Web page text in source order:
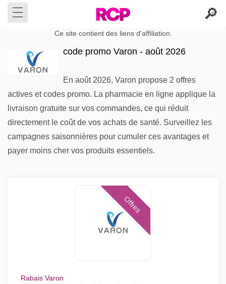
Ce site contient des liens d'affiliation.
code promo Varon - août 2026
En août 2026, Varon propose 2 offres
actives et codes promo. La pharmacie en ligne applique la
livraison gratuite sur vos commandes, ce qui réduit
directement le coût de vos achats de santé. Surveillez les
campagnes saisonnières pour cumuler ces avantages et
payer moins cher vos produits essentiels.
Offres
Rabais Varon